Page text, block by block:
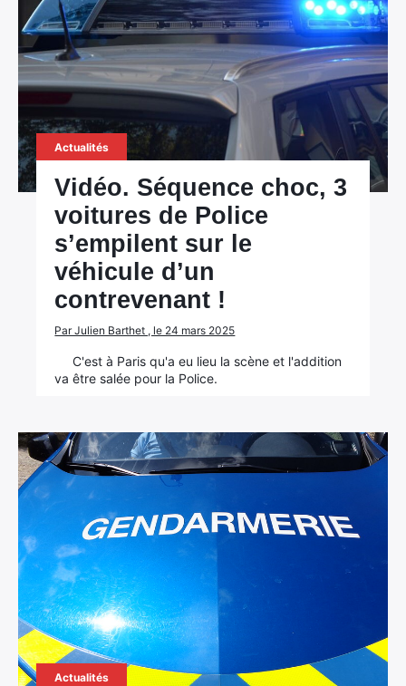
Actualités
Vidéo. Séquence choc, 3
voitures de Police
s’empilent sur le
véhicule d’un
contrevenant !
Par Julien Barthet , le 24 mars 2025
C'est à Paris qu'a eu lieu la scène et l'addition
va être salée pour la Police.
Actualités